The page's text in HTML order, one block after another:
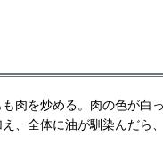
肉を炒める。肉の色が白
、全体に油が馴染んだら